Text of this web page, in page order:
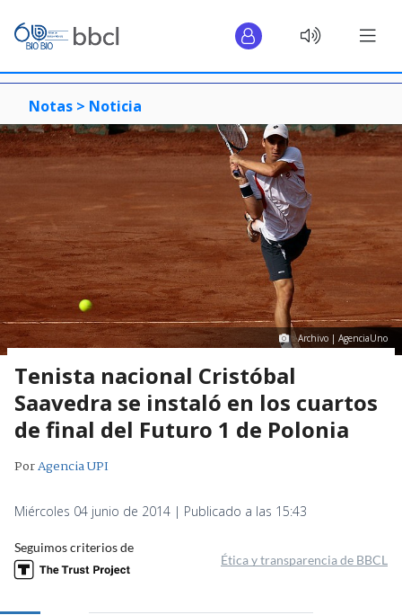
Notas > Noticia
Archivo | AgenciaUno
Tenista nacional Cristóbal
Saavedra se instaló en los cuartos
de final del Futuro 1 de Polonia
PorAgencia UPI
Miércoles 04 junio de 2014 | Publicado a las 15:43
Seguimos criterios de
Ética y transparencia de BBCL